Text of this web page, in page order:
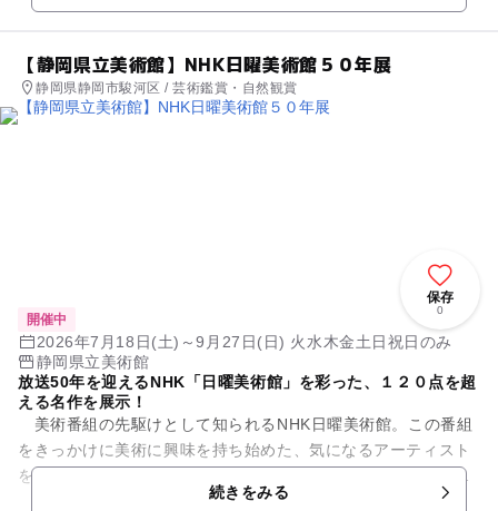
【静岡県立美術館】NHK日曜美術館５０年展
静岡県静岡市駿河区 / 芸術鑑賞・自然観賞
保存
0
開催中
2026年7月18日(土)～9月27日(日) 火水木金土日祝日のみ
静岡県立美術館
放送50年を迎えるNHK「日曜美術館」を彩った、１２０点を超
える名作を展示！
美術番組の先駆けとして知られるNHK日曜美術館。この番組
をきっかけに美術に興味を持ち始めた、気になるアーティスト
を見つけた、という方も多いのではないでしょうか。放送開始
から50年を迎えるのを機...続きをみる